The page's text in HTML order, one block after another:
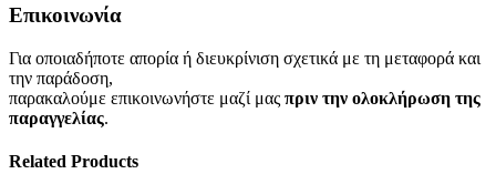
Επικοινωνία
Για οποιαδήποτε απορία ή διευκρίνιση σχετικά με τη μεταφορά και
την παράδοση,
παρακαλούμε επικοινωνήστε μαζί μας πριν την ολοκλήρωση της
παραγγελίας.
Related Products